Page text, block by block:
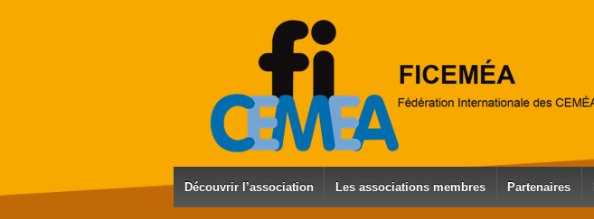
Découvrir l’association Les associations membres Partenaires